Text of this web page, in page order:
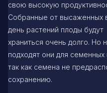
свою высокую
Собранные от высаженных
день растений плоды будут
храниться очень долго. Но
подходят они для семенных
так как семена не
сохранению.